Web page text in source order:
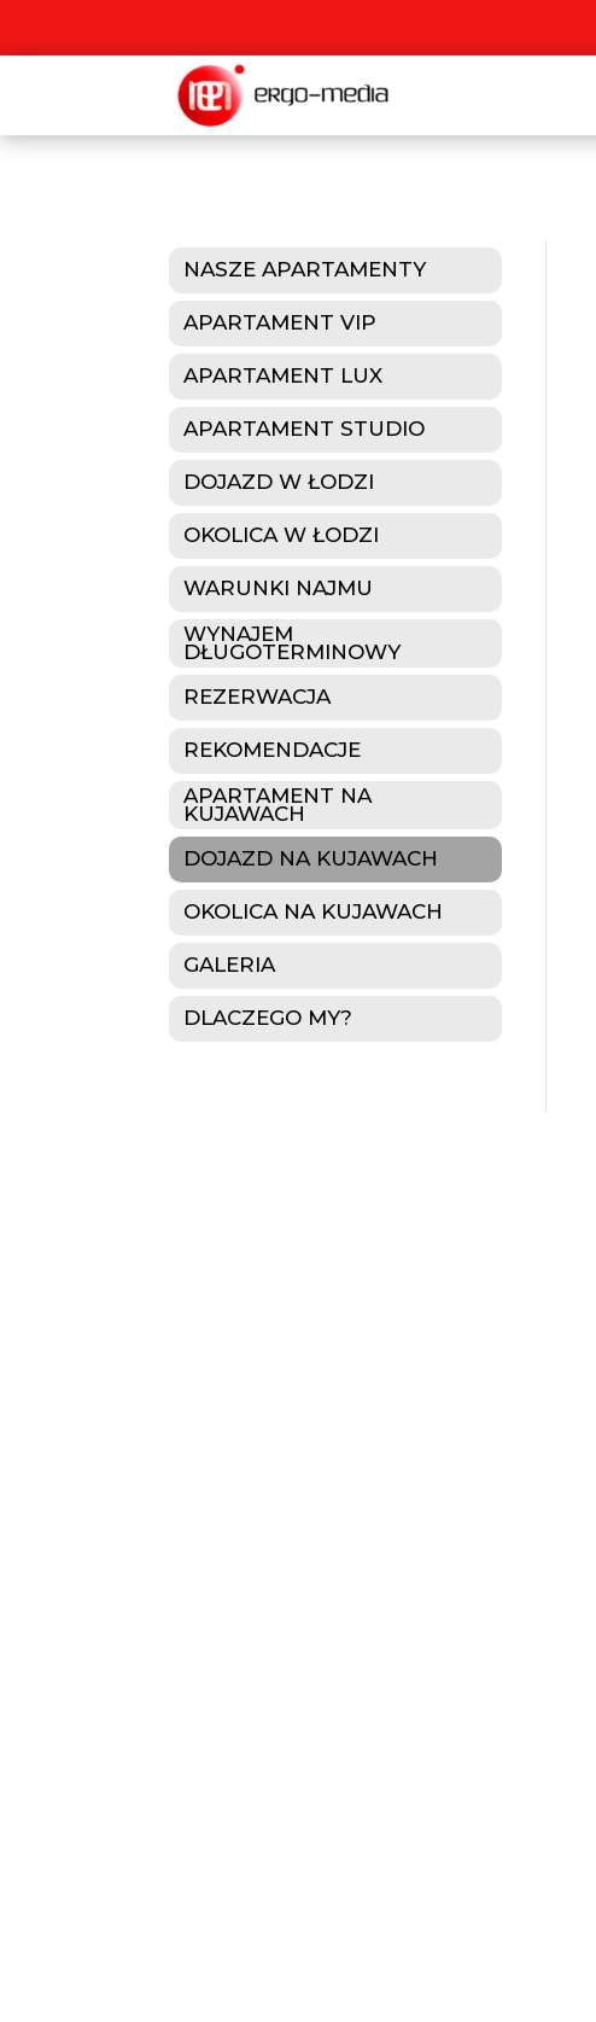
NASZE APARTAMENTY
APARTAMENT VIP
APARTAMENT LUX
APARTAMENT STUDIO
DOJAZD W ŁODZI
OKOLICA W ŁODZI
WARUNKI NAJMU
WYNAJEM
DŁUGOTERMINOWY
REZERWACJA
REKOMENDACJE
APARTAMENT NA
KUJAWACH
DOJAZD NA KUJAWACH
OKOLICA NA KUJAWACH
GALERIA
DLACZEGO MY?